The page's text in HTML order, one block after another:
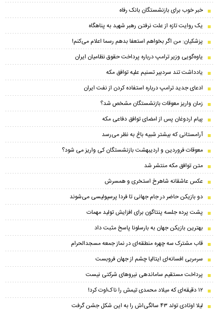
خبر خوب برای بازنشستگان بانک رفاه
یک روایت تازه از علت نرفتن رهبر شهید به پناهگاه
پزشکیان: من اگر بخواهم استعفا بدهم رسما اعلام می‌کنم!
یاوه‌گویی وزیر ترامپ درباره پرداخت حقوق نظامیان ایران
یادداشت تند سردبیر تسنیم علیه توافق مکه
ادعای جدید ترامپ درباره استفاده کردن از نفت ایران
زمان واریز معوقات بازنشستگان مشخص شد؟
پیام اردوغان پس از امضای توافق دفاعی مکه
آرامستانی که بیشتر شبیه باغ به نظر می‌رسد
معوقات فروردین و اردیبهشت بازنشستگان کی واریز می شود؟
متن توافق مکه منتشر شد
عکس عاشقانه شاهرخ استخری و همسرش
دو بازیکن حاضر در جام جهانی تا فردا پرسپولیسی می‌شوند
پشت پرده جلسه پنتاگون برای افزایش تولید مهمات
بهترین بازیکن جهان به بارسلونا پاسخ مثبت داد
قاب مشترک سه چهره منطقه‌ای در نماز جمعه مسجدالحرام
سرمربی افسانه‌ای ایتالیا چشم از جهان فروبست
پرداخت مستقیم ساماندهی نیروهای شرکتی نیست
۱۲ دقیقه‌ای که میلاد محمدی تیمش را ناک‌اوت کرد!
لیلا اوتادی تولد ۴۳ سالگی‌اش را به این شکل جشن گرفت